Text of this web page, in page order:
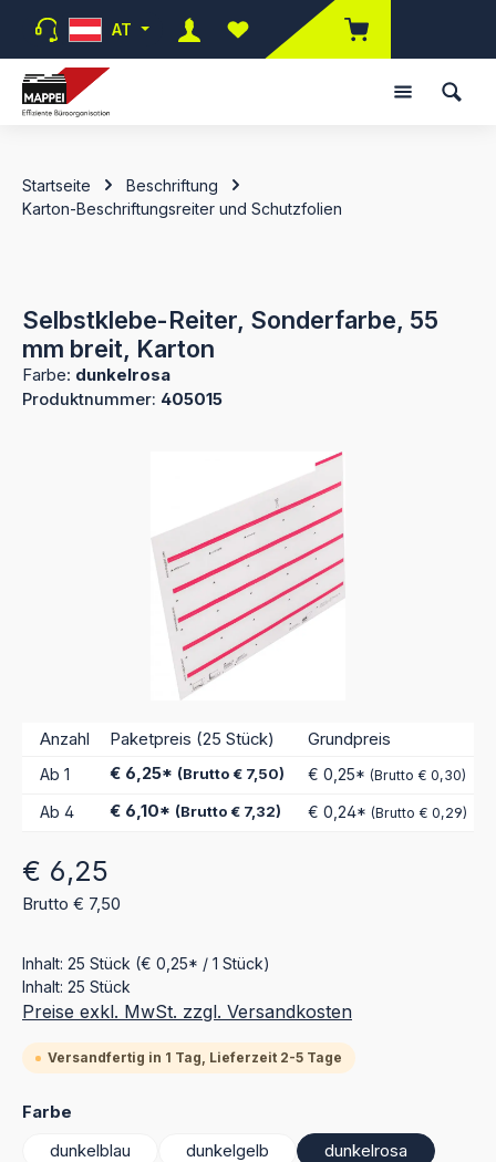
Zum Hauptinhalt springen
AT
Du hast 0 Produkte auf dem
Startseite
Beschriftung
Karton-Beschriftungsreiter und Schutzfolien
Selbstklebe-Reiter, Sonderfarbe, 55
mm breit, Karton
Farbe: dunkelrosa
Produktnummer: 405015
Anzahl Paketpreis (25 Stück) Grundpreis
Ab 1 € 6,25* (Brutto € 7,50) € 0,25* (Brutto € 0,30)
Ab 4 € 6,10* (Brutto € 7,32) € 0,24* (Brutto € 0,29)
Regulärer Preis:
€ 6,25
Brutto € 7,50
Inhalt: 25 Stück (€ 0,25* / 1 Stück)
Inhalt: 25 Stück
Preise exkl. MwSt. zzgl. Versandkosten
Versandfertig in 1 Tag, Lieferzeit 2-5 Tage
Farbe
dunkelblau
dunkelgelb
dunkelrosa